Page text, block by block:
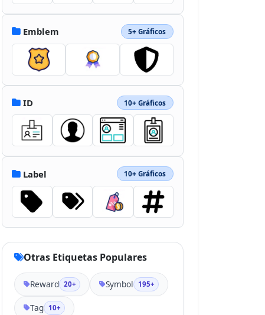
Emblem 5+ Gráficos
ID 10+ Gráficos
Label 10+ Gráficos
Otras Etiquetas Populares
Reward 20+ Symbol 195+
Tag 10+